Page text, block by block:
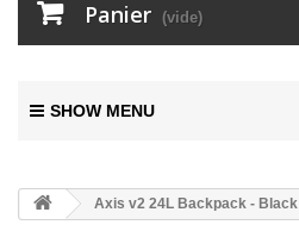
Panier (vide)
SHOW MENU
Axis v2 24L Backpack - Black